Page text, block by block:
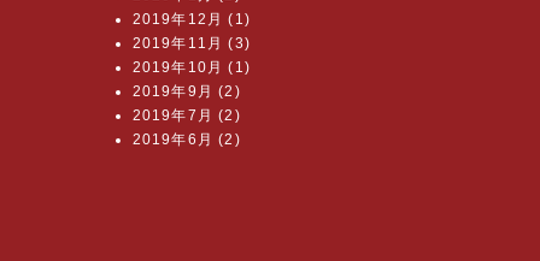
2019年12月 (1)
2019年11月 (3)
2019年10月 (1)
2019年9月 (2)
2019年7月 (2)
2019年6月 (2)